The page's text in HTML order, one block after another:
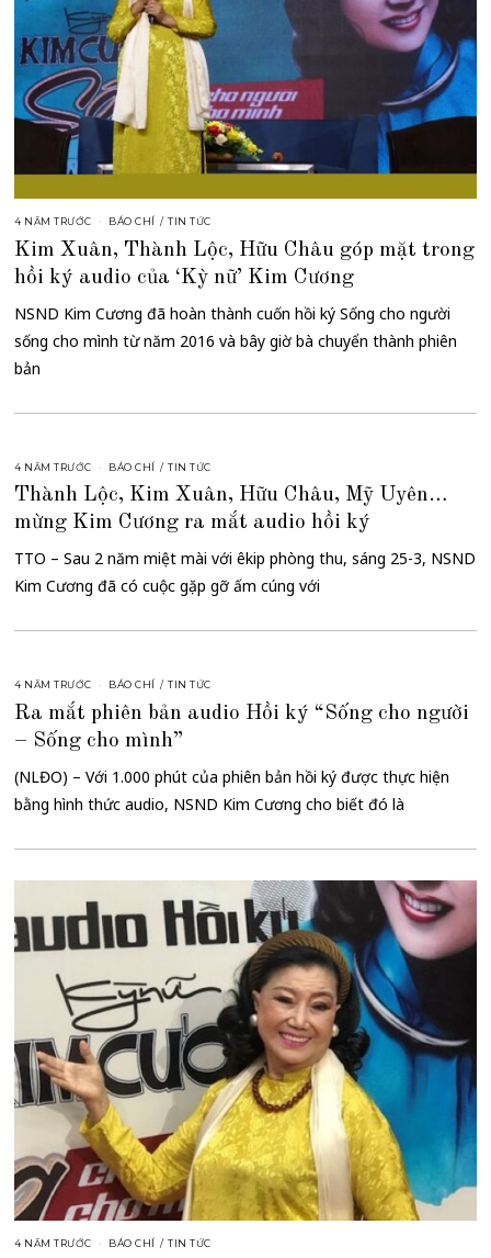
4 NĂM TRƯỚC BÁO CHÍ / TIN TỨC
Kim Xuân, Thành Lộc, Hữu Châu góp mặt trong
hồi ký audio của ‘Kỳ nữ’ Kim Cương
NSND Kim Cương đã hoàn thành cuốn hồi ký Sống cho người
sống cho mình từ năm 2016 và bây giờ bà chuyển thành phiên
bản
4 NĂM TRƯỚC BÁO CHÍ / TIN TỨC
Thành Lộc, Kim Xuân, Hữu Châu, Mỹ Uyên…
mừng Kim Cương ra mắt audio hồi ký
TTO – Sau 2 năm miệt mài với êkip phòng thu, sáng 25-3, NSND
Kim Cương đã có cuộc gặp gỡ ấm cúng với
4 NĂM TRƯỚC BÁO CHÍ / TIN TỨC
Ra mắt phiên bản audio Hồi ký “Sống cho người
– Sống cho mình”
(NLĐO) – Với 1.000 phút của phiên bản hồi ký được thực hiện
bằng hình thức audio, NSND Kim Cương cho biết đó là
4 NĂM TRƯỚC BÁO CHÍ / TIN TỨC